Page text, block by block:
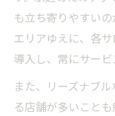
も立ち寄りやすい
エリアゆえに、各
導入し、常にサービ
また、リーズナブ
る店舗が多いこと